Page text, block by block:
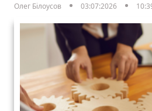
Олег Білоусов 03:07:2026